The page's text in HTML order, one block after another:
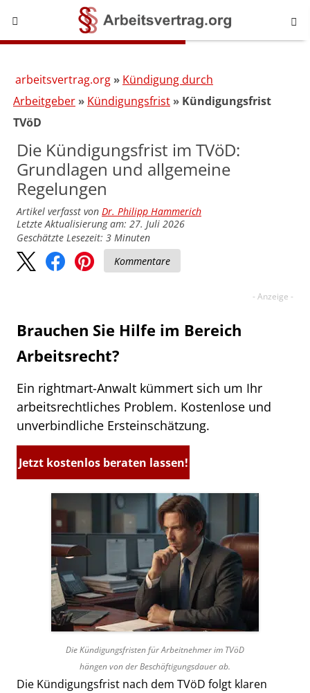
arbeitsvertrag.org
Kündigung durch
Arbeitgeber
Kündigungsfrist
Kündigungsfrist
TVöD
Die Kündigungsfrist im TVöD:
Grundlagen und allgemeine
Regelungen
Artikel verfasst von Dr. Philipp Hammerich
Letzte Aktualisierung am: 27. Juli 2026
Geschätzte Lesezeit: 3 Minuten
Kommentare
Brauchen Sie Hilfe im Bereich
Arbeitsrecht?
Ein rightmart-Anwalt kümmert sich um Ihr
arbeitsrechtliches Problem. Kostenlose und
unverbindliche Ersteinschätzung.
Jetzt kostenlos beraten lassen!
Die Kündigungsfristen für Arbeitnehmer im TVöD
hängen von der Beschäftigungsdauer ab.
Die Kündigungsfrist nach dem TVöD folgt klaren